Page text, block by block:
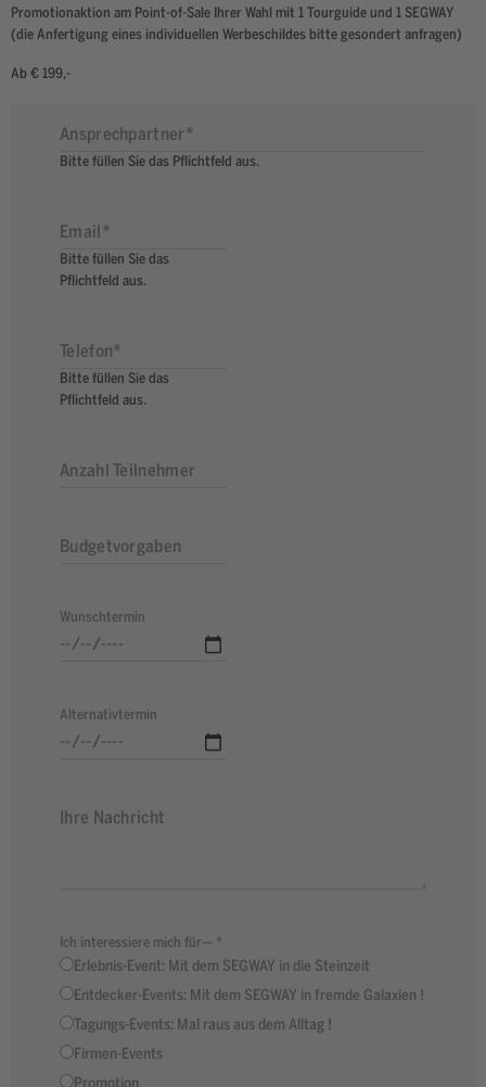
Promotionaktion am Point-of-Sale Ihrer Wahl mit 1 Tourguide und 1 SEGWAY
(die Anfertigung eines individuellen Werbeschildes bitte gesondert anfragen)
Ab € 199,-
Bitte füllen Sie das Pflichtfeld aus.
Bitte füllen Sie das
Pflichtfeld aus.
Bitte füllen Sie das
Pflichtfeld aus.
Wunschtermin
Alternativtermin
Ich interessiere mich für— *
Erlebnis-Event: Mit dem SEGWAY in die Steinzeit
Entdecker-Events: Mit dem SEGWAY in fremde Galaxien !
Tagungs-Events: Mal raus aus dem Alltag !
Firmen-Events
Promotion